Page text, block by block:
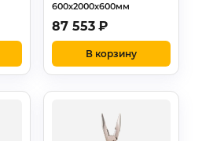
600х2000х600мм
87 553 ₽
В корзину